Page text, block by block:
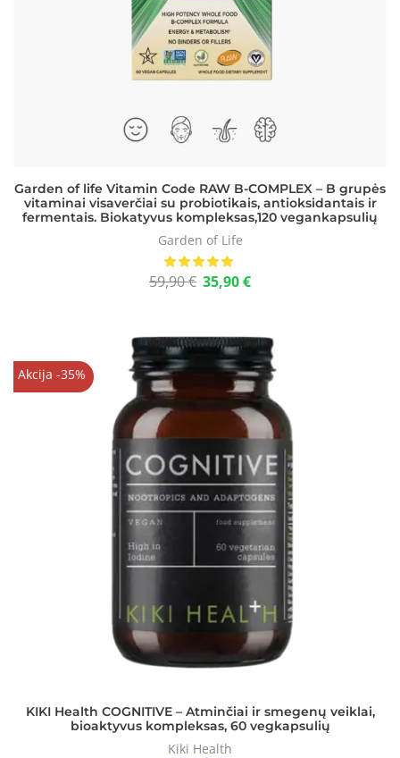
Garden of life Vitamin Code RAW B-COMPLEX – B grupės
vitaminai visaverčiai su probiotikais, antioksidantais ir
fermentais. Biokatyvus kompleksas,120 vegankapsulių
Garden of Life
59,90€ 35,90€
Akcija -35%
KIKI Health COGNITIVE – Atminčiai ir smegenų veiklai,
bioaktyvus kompleksas, 60 vegkapsulių
Kiki Health